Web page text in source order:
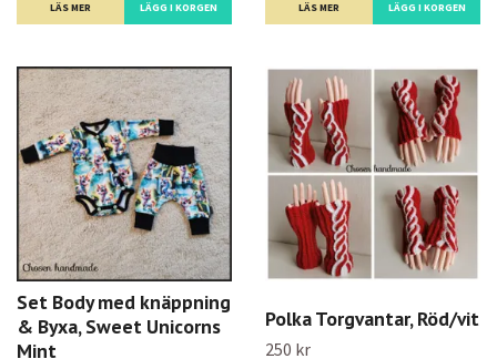
LÄS MER LÄGG I KORGEN LÄS MER LÄGG I KORGEN
Set Body med knäppning
& Byxa, Sweet Unicorns
Mint
Polka Torgvantar, Röd/vit
250 kr